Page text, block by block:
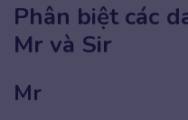
Phân biệt các
Mr và Sir
Mr